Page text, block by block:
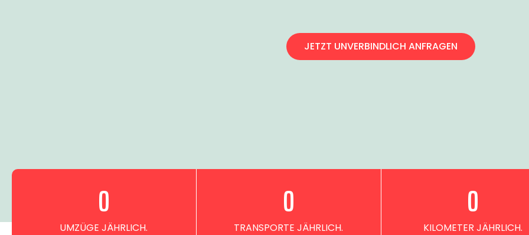
JETZT UNVERBINDLICH ANFRAGEN
UMZÜGE JÄHRLICH.
0
TRANSPORTE JÄHRLICH.
0
KILOMETER JÄHRLICH.
0